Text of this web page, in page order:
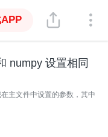
numpy 设置相同
主文件中设置的参数，其中